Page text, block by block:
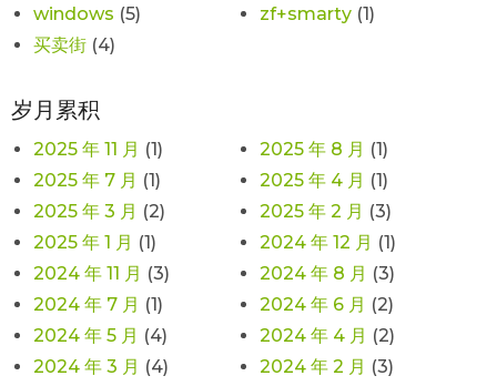
windows (5) zf+smarty (1)
买卖街 (4)
岁月累积
2025 年 11 月 (1) 2025 年 8 月 (1)
2025 年 7 月 (1) 2025 年 4 月 (1)
2025 年 3 月 (2) 2025 年 2 月 (3)
2025 年 1 月 (1) 2024 年 12 月 (1)
2024 年 11 月 (3) 2024 年 8 月 (3)
2024 年 7 月 (1) 2024 年 6 月 (2)
2024 年 5 月 (4) 2024 年 4 月 (2)
2024 年 3 月 (4) 2024 年 2 月 (3)